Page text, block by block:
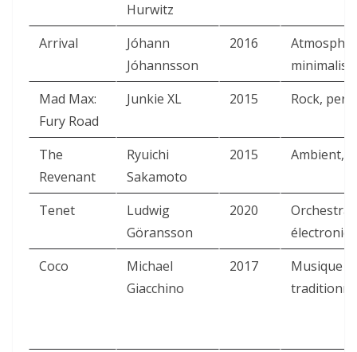
Hurwitz
Arrival
Jóhann
Jóhannsson
2016
Mad Max:
Fury Road
Junkie XL 2015 Rock,
The
Revenant
Ryuichi
Sakamoto
2015 Ambient,
Tenet
Ludwig
Göransson
2020
Orchestral
Coco
Michael
Giacchino
2017
Musique